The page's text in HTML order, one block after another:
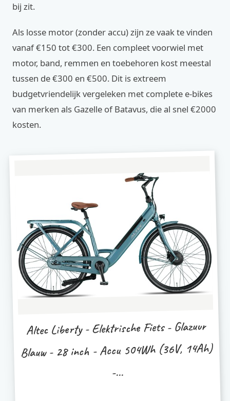
bij zit.
Als losse motor (zonder accu) zijn ze vaak te vinden
vanaf €150 tot €300. Een compleet voorwiel met
motor, band, remmen en toebehoren kost meestal
tussen de €300 en €500. Dit is extreem
budgetvriendelijk vergeleken met complete e-bikes
van merken als Gazelle of Batavus, die al snel €2000
kosten.
Altec Liberty - Elektrische Fiets - Glazuur
Blauw - 28 inch - Accu 504Wh (36V, 14Ah)
-...